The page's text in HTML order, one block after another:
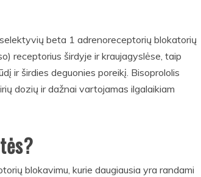
beta 1 adrenoreceptorių blokatorių
receptorius širdyje ir kraujagyslėse, taip
ir širdies deguonies poreikį. Bisoprololis
dozių ir dažnai vartojamas ilgalaikiam
blokavimu, kurie daugiausia yra randami